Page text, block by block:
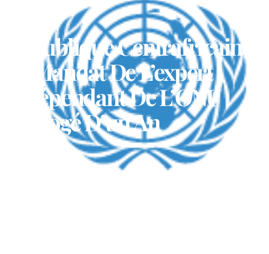
République Centrafricaine :
Le Mandat De L’expert
Indépendant De L’ONU
Prorogé D’un An